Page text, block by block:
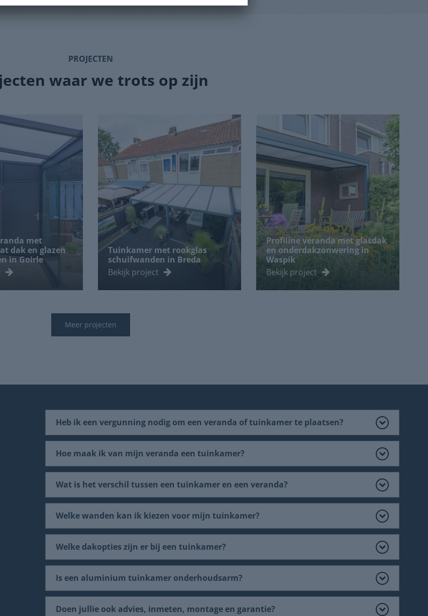
PROJECTEN
waar we trots op zijn
met
dak en glazen
in Goirle
Tuinkamer met rookglas
schuifwanden in Breda
Bekijk project
Profiline veranda met glasdak
en onderdakzonwering in
Waspik
Bekijk project
Meer projecten
Heb ik een vergunning nodig om een veranda of tuinkamer te plaatsen?
Hoe maak ik van mijn veranda een tuinkamer?
Wat is het verschil tussen een tuinkamer en een veranda?
Welke wanden kan ik kiezen voor mijn tuinkamer?
Welke dakopties zijn er bij een tuinkamer?
Is een aluminium tuinkamer onderhoudsarm?
Doen jullie ook advies, inmeten, montage en garantie?